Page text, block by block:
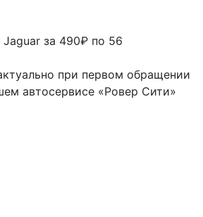
за 490₽ по 56
при первом обращении
автосервисе «Ровер Сити»